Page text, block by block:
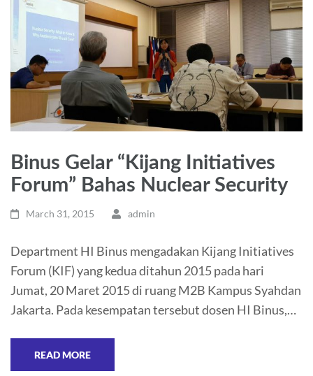
Binus Gelar “Kijang Initiatives
Forum” Bahas Nuclear Security
March 31, 2015 admin
Department HI Binus mengadakan Kijang Initiatives
Forum (KIF) yang kedua ditahun 2015 pada hari
Jumat, 20 Maret 2015 di ruang M2B Kampus Syahdan
Jakarta. Pada kesempatan tersebut dosen HI Binus,…
READ MORE